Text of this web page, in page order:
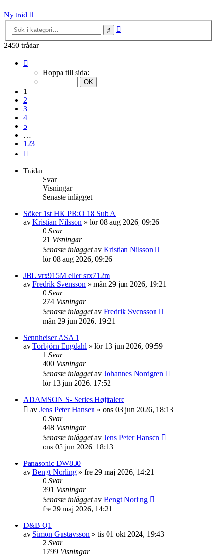
Ny tråd
Sök
2450 trådar
Hoppa till sida:
1
2
3
4
5
…
123
Trådar
Svar
Visningar
Senaste inlägget
Söker 1st HK PR:O 18 Sub A
av Kristian Nilsson » lör 08 aug 2026, 09:26
0 Svar
21 Visningar
Senaste inläggetav Kristian Nilsson
lör 08 aug 2026, 09:26
JBL vrx915M eller srx712m
av Fredrik Svensson » mån 29 jun 2026, 19:21
0 Svar
274 Visningar
Senaste inläggetav Fredrik Svensson
mån 29 jun 2026, 19:21
Sennheiser ASA 1
av Torbjörn Engdahl » lör 13 jun 2026, 09:59
1 Svar
400 Visningar
Senaste inläggetav Johannes Nordgren
lör 13 jun 2026, 17:52
ADAMSON S- Series Højttalere
av Jens Peter Hansen » ons 03 jun 2026, 18:13
0 Svar
448 Visningar
Senaste inläggetav Jens Peter Hansen
ons 03 jun 2026, 18:13
Panasonic DW830
av Bengt Norling » fre 29 maj 2026, 14:21
0 Svar
391 Visningar
Senaste inläggetav Bengt Norling
fre 29 maj 2026, 14:21
D&B Q1
av Simon Gustavsson » tis 01 okt 2024, 19:43
2 Svar
1799 Visningar